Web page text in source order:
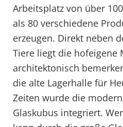
Arbeitsplatz von über
als 80 verschiedene
erzeugen. Direkt neben
Tiere liegt die hofeigene
architektonisch
die alte Lagerhalle für
Zeiten wurde die
Glaskubus integriert.